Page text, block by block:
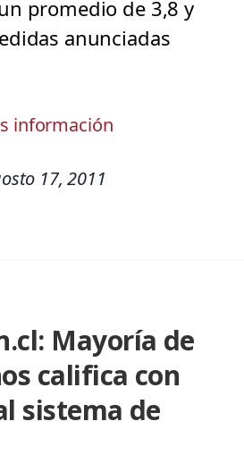
promedio de 3,8 y
anunciadas
información
17, 2011
Mayoría de
califica con
sistema de